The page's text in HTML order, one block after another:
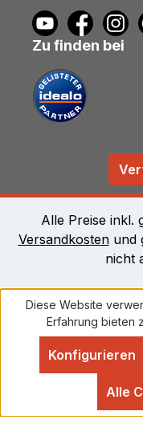
Zu finden bei
Alle Preise inkl.
Versandkostenund
nicht
Diese Website
Erfahrung bieten
Konfigurieren
Alle